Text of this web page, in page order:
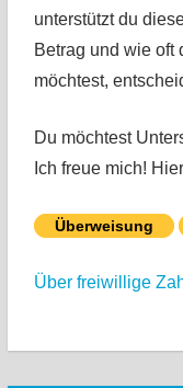
unterstützt du
Betrag und wie oft
möchtest,
Du möchtest
Ich freue mich!
Überweisung
Über freiwillige